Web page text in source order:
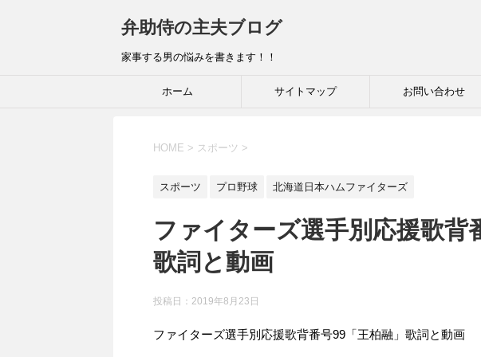
弁助侍の主夫ブログ
家事する男の悩みを書きます！！
ホーム サイトマップ お問い合わせ
HOME > スポーツ >
スポーツ プロ野球 北海道日本ハムファイターズ
ファイターズ選手別応援歌背
歌詞と動画
投稿日： 2019年8月23日
ファイターズ選手別応援歌背番号99「王柏融」歌詞と動画